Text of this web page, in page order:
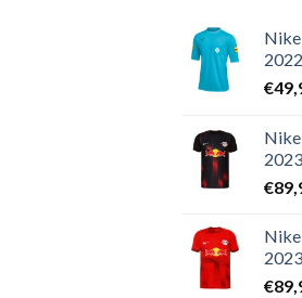
€
2023
€
2023
€